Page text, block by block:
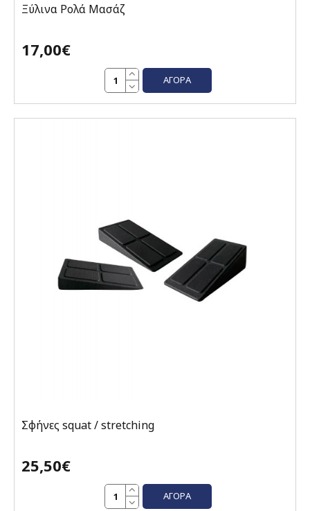
Ξύλινα Ρολά Μασάζ
17,00€
ΑΓΟΡΆ
Σφήνες squat / stretching
25,50€
ΑΓΟΡΆ